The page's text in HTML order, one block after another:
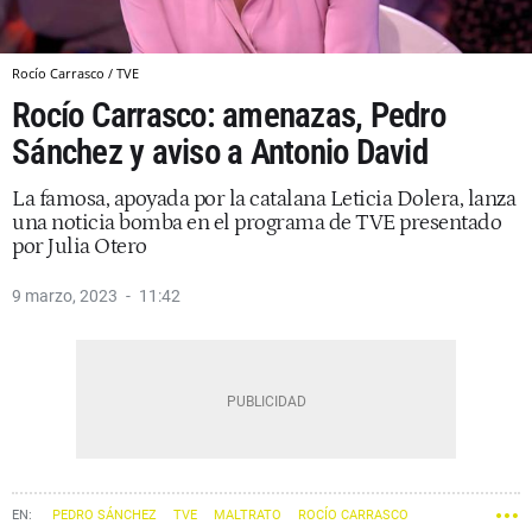
Rocío Carrasco / TVE
Rocío Carrasco: amenazas, Pedro
Sánchez y aviso a Antonio David
La famosa, apoyada por la catalana Leticia Dolera, lanza
una noticia bomba en el programa de TVE presentado
por Julia Otero
9 marzo, 2023 11:42
PEDRO SÁNCHEZ TVE MALTRATO ROCÍO CARRASCO